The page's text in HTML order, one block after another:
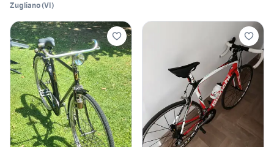
Zugliano(VI)